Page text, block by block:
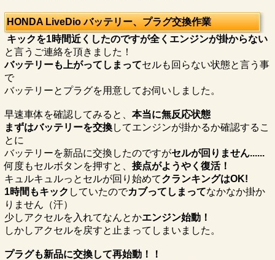
HONDA LiveDio バッテリー、プラグ交換作業
キックを1時間近くしたのですが全くエンジンが掛からない
と言うご連絡を頂きました！
バッテリーも上がってしまってセルも回らない状態と言う事
で
バッテリーとプラグを用意してお伺いしました。
早速車体を確認してみると、 本当に無反応状態
まずはバッテリーを交換してエンジンが掛かるか確認するこ
とに
バッテリーを新品に交換したのですがセルが回りません......
何度もセルボタンを押すと、 接点がようやく復活！
キュルキュルっとセルが回り始めてクランキングはOK!
1時間もキック していたのでカブってしまってなかなか掛か
りません（汗）
少しアクセルを入れてなんとかエンジン始動！
しかしアクセルを戻すと止まってしまいました。
プラグも新品に交換して再始動！！